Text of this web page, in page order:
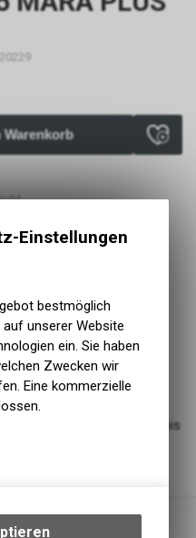
Warenkorb
Reifen, den es gibt
Einlage
Plus sind für E-Bikes bis
Einstellungen
bestmöglich
unserer Website
ein. Sie haben
Zwecken wir
Eine kommerzielle
und